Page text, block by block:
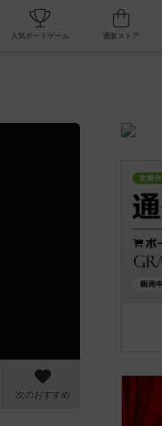
カフェ/店舗 人気ボードゲーム
次のおすすめ